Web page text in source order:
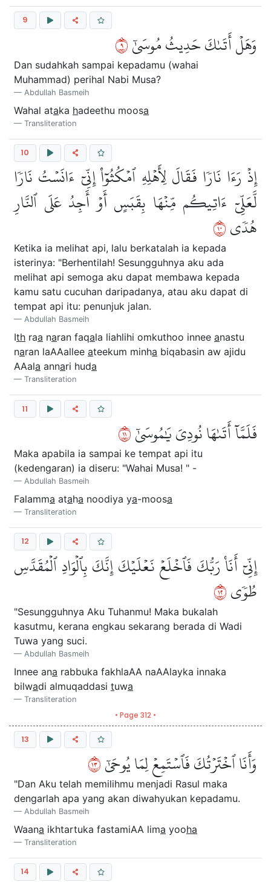
9
وَهَلۡ أَتَىٰكَ حَدِيثُ مُوسَىٰٓ٩
Dan sudahkah sampai kepadamu (wahai
Muhammad) perihal Nabi Musa?
Abdullah Basmeih
Wahal ataka hadeethu moosa
Transliteration
10
إِذۡ رَءَا نَارٗا فَقَالَ لِأَهۡلِهِ ٱمۡكُثُوٓاْ إِنِّيٓ ءَانَسۡتُ نَارٗا
لَّعَلِّيٓ ءَاتِيكُم مِّنۡهَا بِقَبَسٍ أَوۡ أَجِدُ عَلَى ٱلنَّارِ
هُدٗى٠١
Ketika ia melihat api, lalu berkatalah ia kepada
isterinya: "Berhentilah! Sesungguhnya aku ada
melihat api semoga aku dapat membawa kepada
kamu satu cucuhan daripadanya, atau aku dapat di
tempat api itu: penunjuk jalan.
Abdullah Basmeih
Ith raa naran faqala liahlihi omkuthoo innee anastu
naran laAAallee ateekum minha biqabasin aw ajidu
AAala annari huda
Transliteration
11
فَلَمَّآ أَتَىٰهَا نُودِيَ يَٰمُوسَىٰٓ١١
Maka apabila ia sampai ke tempat api itu
(kedengaran) ia diseru: "Wahai Musa! " -
Abdullah Basmeih
Falamma ataha noodiya ya-moosa
Transliteration
12
إِنِّيٓ أَنَا۠ رَبُّكَ فَٱخۡلَعۡ نَعۡلَيۡكَ إِنَّكَ بِٱلۡوَادِ ٱلۡمُقَدَّسِ
طُوٗى٢١
"Sesungguhnya Aku Tuhanmu! Maka bukalah
kasutmu, kerana engkau sekarang berada di Wadi
Tuwa yang suci.
Abdullah Basmeih
Innee ana rabbuka fakhlaAA naAAlayka innaka
bilwadi almuqaddasi tuwa
Transliteration
• Page 312 •
13
وَأَنَا ٱخۡتَرۡتُكَ فَٱسۡتَمِعۡ لِمَا يُوحَىٰٓ٣١
"Dan Aku telah memilihmu menjadi Rasul maka
dengarlah apa yang akan diwahyukan kepadamu.
Abdullah Basmeih
Waana ikhtartuka fastamiAA lima yooha
Transliteration
14